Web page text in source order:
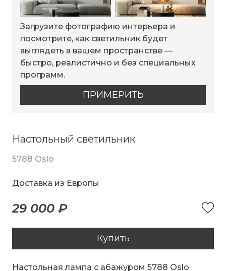
Загрузите фотографию интерьера и
посмотрите, как светильник будет
выглядеть в вашем пространстве —
быстро, реалистично и без специальных
программ.
ПРИМЕРИТЬ
Настольный светильник
5788 Oslo
Доставка из Европы
29 000 ₽
Купить
Настольная лампа с абажуром 5788 Oslo